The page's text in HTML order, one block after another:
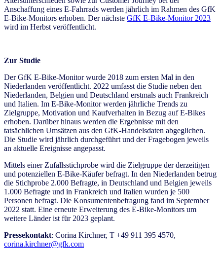
Anschaffung eines E-Fahrrads werden jährlich im Rahmen des GfK
E-Bike-Monitors erhoben. Der nächste GfK E-Bike-Monitor 2023
wird im Herbst veröffentlicht.
Zur Studie
Der GfK E-Bike-Monitor wurde 2018 zum ersten Mal in den
Niederlanden veröffentlicht. 2022 umfasst die Studie neben den
Niederlanden, Belgien und Deutschland erstmals auch Frankreich
und Italien. Im E-Bike-Monitor werden jährliche Trends zu
Zielgruppe, Motivation und Kaufverhalten in Bezug auf E-Bikes
erhoben. Darüber hinaus werden die Ergebnisse mit den
tatsächlichen Umsätzen aus den GfK-Handelsdaten abgeglichen.
Die Studie wird jährlich durchgeführt und der Fragebogen jeweils
an aktuelle Ereignisse angepasst.
Mittels einer Zufallsstichprobe wird die Zielgruppe der derzeitigen
und potenziellen E-Bike-Käufer befragt. In den Niederlanden betrug
die Stichprobe 2.000 Befragte, in Deutschland und Belgien jeweils
1.000 Befragte und in Frankreich und Italien wurden je 500
Personen befragt. Die Konsumentenbefragung fand im September
2022 statt. Eine erneute Erweiterung des E-Bike-Monitors um
weitere Länder ist für 2023 geplant.
Pressekontakt: Corina Kirchner, T +49 911 395 4570,
corina.kirchner@gfk.com